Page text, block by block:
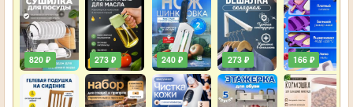
820 ₽ 273 ₽ 240 ₽ 273 ₽ 166 ₽